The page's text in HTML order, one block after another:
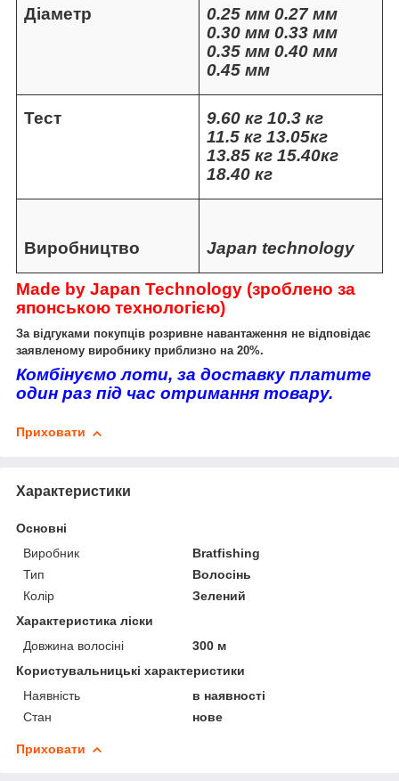
Діаметр
0.25 мм 0.27 мм
0.30 мм 0.33 мм
0.35 мм 0.40 мм
0.45 мм
Тест
9.60 кг 10.3 кг
11.5 кг 13.05кг
13.85 кг 15.40кг
18.40 кг
Виробництво Japan technology
Made by Japan Technology (зроблено за
японською технологією)
За відгуками покупців розривне навантаження не відповідає
заявленому виробнику приблизно на 20%.
Комбінуємо лоти, за доставку платите
один раз під час отримання товару.
Приховати
Характеристики
Основні
Виробник
Bratfishing
Тип
Волосінь
Колір
Зелений
Характеристика ліски
Довжина волосіні
300 м
Користувальницькі характеристики
Наявність
в наявності
Стан
нове
Приховати